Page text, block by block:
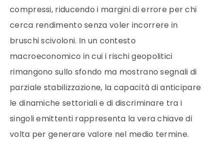
compressi, riducendo i margini di errore per chi
cerca rendimento senza voler incorrere in
bruschi scivoloni. In un contesto
macroeconomico in cui i rischi geopolitici
rimangono sullo sfondo ma mostrano segnali di
parziale stabilizzazione, la capacità di anticipare
le dinamiche settoriali e di discriminare tra i
singoli emittenti rappresenta la vera chiave di
volta per generare valore nel medio termine.